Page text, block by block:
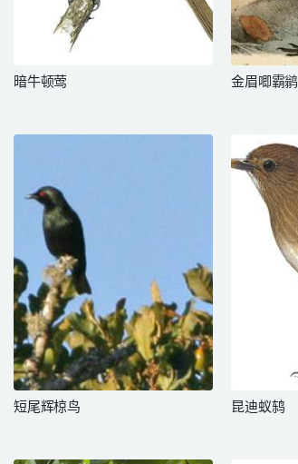
暗牛顿莺 金眉唧霸鹟
短尾辉椋鸟 昆迪蚁鸫